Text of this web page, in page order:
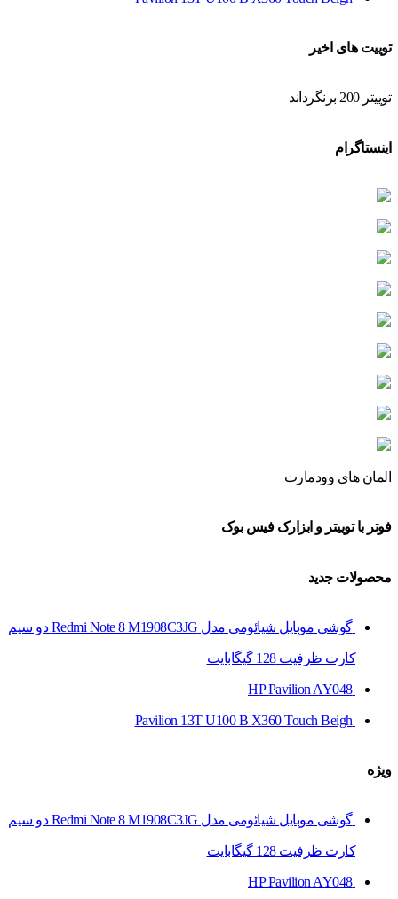
توییت های اخیر
توییتر 200 برنگرداند
اینستاگرام
المان های وودمارت
فوتر با توییتر و ابزارک فیس بوک
محصولات جدید
گوشی موبایل شیائومی مدل Redmi Note 8 M1908C3JG دو سیم‌
کارت ظرفیت 128 گیگابایت
HP Pavilion AY048
Pavilion 13T U100 B X360 Touch Beigh
ویژه
گوشی موبایل شیائومی مدل Redmi Note 8 M1908C3JG دو سیم‌
کارت ظرفیت 128 گیگابایت
HP Pavilion AY048